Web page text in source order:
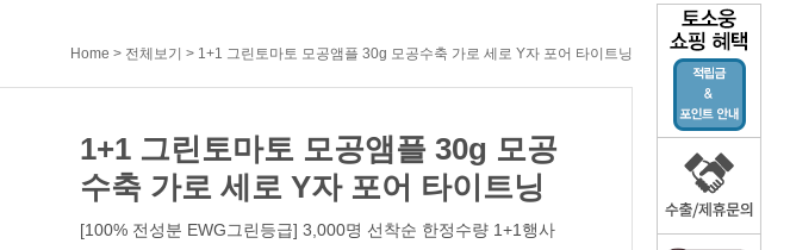
Home > 전체보기 > 1+1 그린토마토 모공앰플 30g 모공수축 가로 세로 Y자 포어 타이트닝
1+1 그린토마토 모공앰플 30g 모공
수축 가로 세로 Y자 포어 타이트닝
[100% 전성분 EWG그린등급] 3,000명 선착순 한정수량 1+1행사